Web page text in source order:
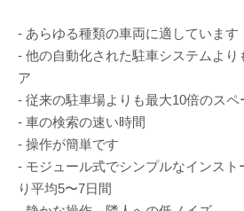
- あらゆる種類の車両に適しています
- 他の自動化された駐車システムより
ア
- 従来の駐車場よりも最大10倍のスペ
- 車の検索の速い時間
- 操作が簡単です
- モジュール式でシンプルなインスト
り平均5〜7日間